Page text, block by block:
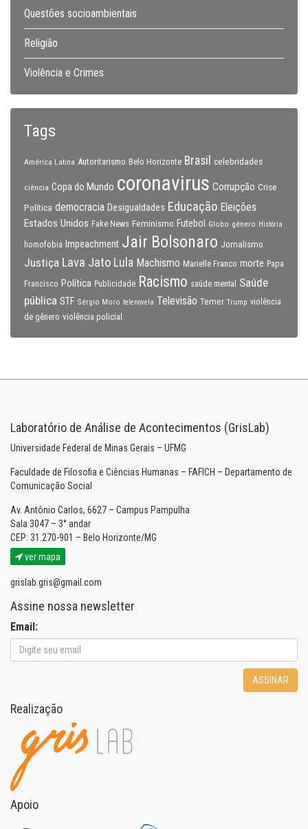
Questões socioambientais
Religião
Violência e Crimes
Tags
América Latina Autoritarismo Belo Horizonte Brasil celebridades
ciência Copa do Mundo coronavirus Corrupção Crise
Política democracia Desigualdades Educação Eleições
Estados Unidos Fake News Feminismo Futebol Globo gênero História
homofobia Impeachment Jair Bolsonaro Jornalismo
Justiça Lava Jato Lula Machismo Marielle Franco morte Papa
Francisco Política Publicidade Racismo saúde mental
Saúde
pública STF Sérgio Moro telenovela Televisão Temer Trump violência
de gênero violência policial
Laboratório de Análise de Acontecimentos (GrisLab)
Universidade Federal de Minas Gerais – UFMG
Faculdade de Filosofia e Ciências Humanas – FAFICH – Departamento de
Comunicação Social
Av. Antônio Carlos, 6627 – Campus Pampulha
Sala 3047 – 3° andar
CEP: 31.270-901 – Belo Horizonte/MG
ver mapa
grislab.gris@gmail.com
Assine nossa newsletter
Email:
ASSINAR
Realização
Apoio